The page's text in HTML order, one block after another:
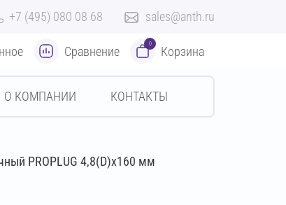
+7 (495) 080 08 68 sales@anth.ru
Сравнение
0
Корзина
О КОМПАНИИ КОНТАКТЫ
PROPLUG 4,8(D)х160 мм